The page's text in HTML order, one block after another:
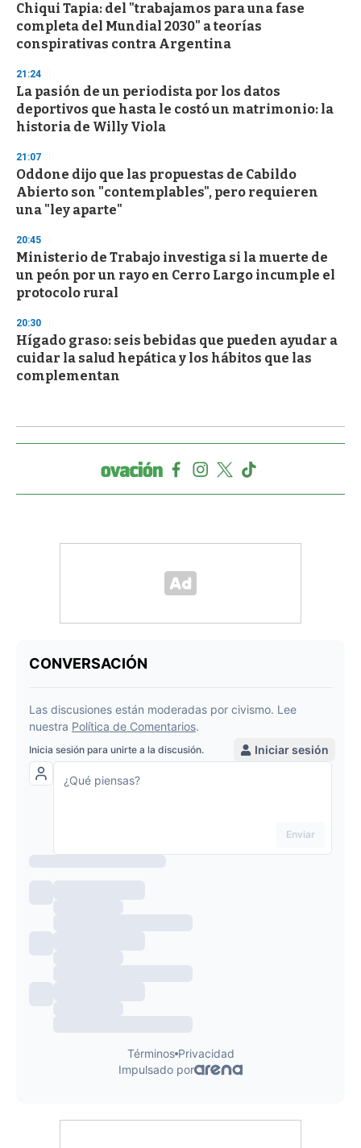
Chiqui Tapia: del "trabajamos para una fase
completa del Mundial 2030" a teorías
conspirativas contra Argentina
21:24
La pasión de un periodista por los datos
deportivos que hasta le costó un matrimonio: la
historia de Willy Viola
21:07
Oddone dijo que las propuestas de Cabildo
Abierto son "contemplables", pero requieren
una "ley aparte"
20:45
Ministerio de Trabajo investiga si la muerte de
un peón por un rayo en Cerro Largo incumple el
protocolo rural
20:30
Hígado graso: seis bebidas que pueden ayudar a
cuidar la salud hepática y los hábitos que las
complementan